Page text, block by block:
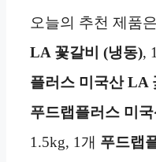
오늘의 추천 제품은
LA 꽃갈비
(냉동),
플러스 미국산 LA
푸드랩플러스 미국
1.5kg, 1개 푸드랩